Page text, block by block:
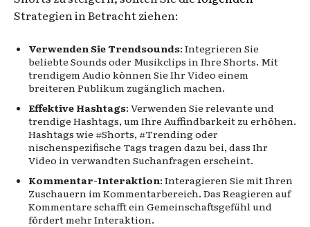
Strategien in Betracht ziehen:
Verwenden Sie Trendsounds: Integrieren Sie
beliebte Sounds oder Musikclips in Ihre Shorts. Mit
trendigem Audio können Sie Ihr Video einem
breiteren Publikum zugänglich machen.
Effektive Hashtags: Verwenden Sie relevante und
trendige Hashtags, um Ihre Auffindbarkeit zu erhöhen.
Hashtags wie #Shorts, #Trending oder
nischenspezifische Tags tragen dazu bei, dass Ihr
Video in verwandten Suchanfragen erscheint.
Kommentar-Interaktion: Interagieren Sie mit Ihren
Zuschauern im Kommentarbereich. Das Reagieren auf
Kommentare schafft ein Gemeinschaftsgefühl und
fördert mehr Interaktion.